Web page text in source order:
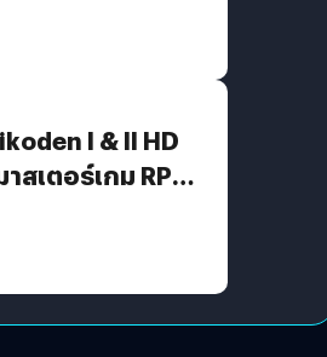
I & II HD
สเตอร์เกม RPG